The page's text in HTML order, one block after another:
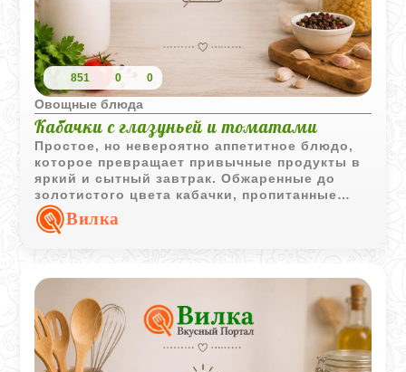
851 0 0
Овощные блюда
Кабачки с глазуньей и томатами
Простое, но невероятно аппетитное блюдо,
которое превращает привычные продукты в
яркий и сытный завтрак. Обжаренные до
золотистого цвета кабачки, пропитанные
ароматом чеснока, в сочетании с сочными
томатами и нежной яичницей создают
Вилка